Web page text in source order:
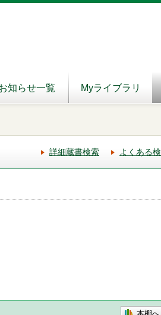
知らせ一覧 Myライブラリ
詳細蔵書検索 よくある